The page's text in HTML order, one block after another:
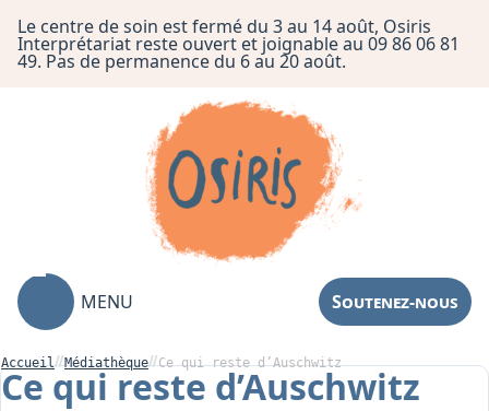
Le centre de soin est fermé du 3 au 14 août, Osiris
Interprétariat reste ouvert et joignable au 09 86 06 81
49. Pas de permanence du 6 au 20 août.
MENU Soutenez-nous
Accueil Médiathèque Ce qui reste d’Auschwitz
Ce qui reste d’Auschwitz